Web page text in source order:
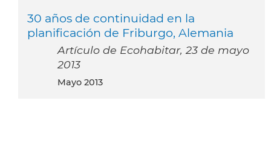
30 años de continuidad en la
planificación de Friburgo, Alemania
Artículo de Ecohabitar, 23 de mayo
2013
mayo 2013